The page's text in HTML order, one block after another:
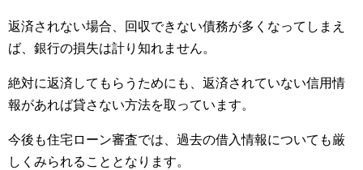
返済されない場合、回収できない債務が多くなってしまえ
ば、銀行の損失は計り知れません。
絶対に返済してもらうためにも、返済されていない信用情
報があれば貸さない方法を取っています。
今後も住宅ローン審査では、過去の借入情報についても厳
しくみられることとなります。